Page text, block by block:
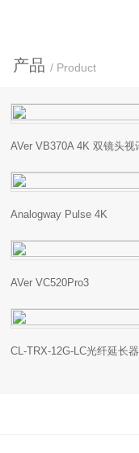
产品 / Product
Analogway Pulse 4K
AVer VC520Pro3
CL-TRX-12G-LC光纤延长器